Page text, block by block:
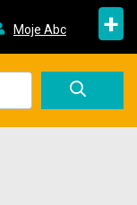
Moje Abc +